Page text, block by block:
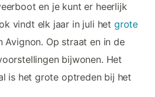
en je kunt er heerlijk
vindt elk jaar in juli het grote
Avignon. Op straat en in de
bijwonen. Het
is het grote optreden bij het